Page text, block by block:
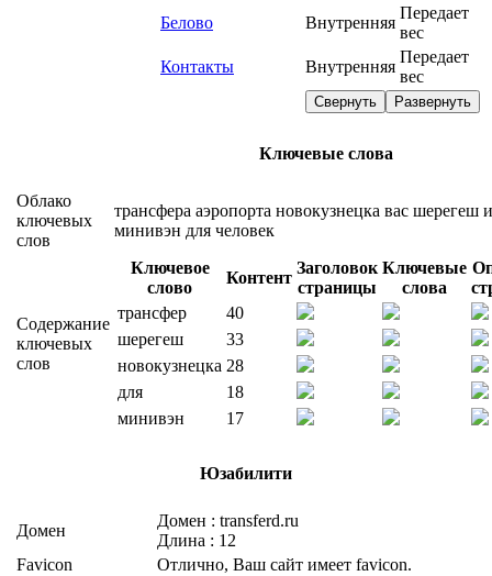
Белово
Внутренняя
Передает
вес
Контакты
Внутренняя
Передает
вес
Развернуть
Свернуть
Ключевые слова
Облако
ключевых
слов
трансфера аэропорта новокузнецка вас шерегеш
минивэн для человек
Содержание
ключевых
слов
Ключевое
слово
Контент
Заголовок
страницы
Ключевые
слова
трансфер
40
шерегеш
33
новокузнецка 28
для
18
минивэн
17
Юзабилити
Домен
Домен : transferd.ru
Длина : 12
Favicon
Отлично, Ваш сайт имеет favicon.